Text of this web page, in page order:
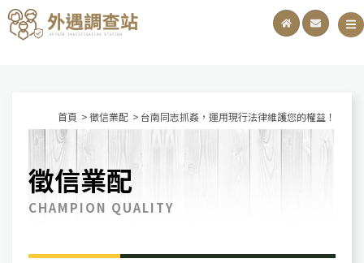
首頁 徵信業配 台南同志抓姦，運用現行法律維護您的權益！
徵信業配
CHAMPION QUALITY